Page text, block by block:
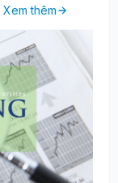
Xem thêm